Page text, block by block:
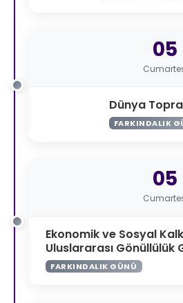
05
Dünya
FARKINDALIK
05
Ekonomik ve Sosyal
Uluslararası Gönüllülük
FARKINDALIK GÜNÜ